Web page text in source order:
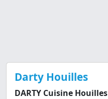
Darty Houilles
DARTY Cuisine Houilles